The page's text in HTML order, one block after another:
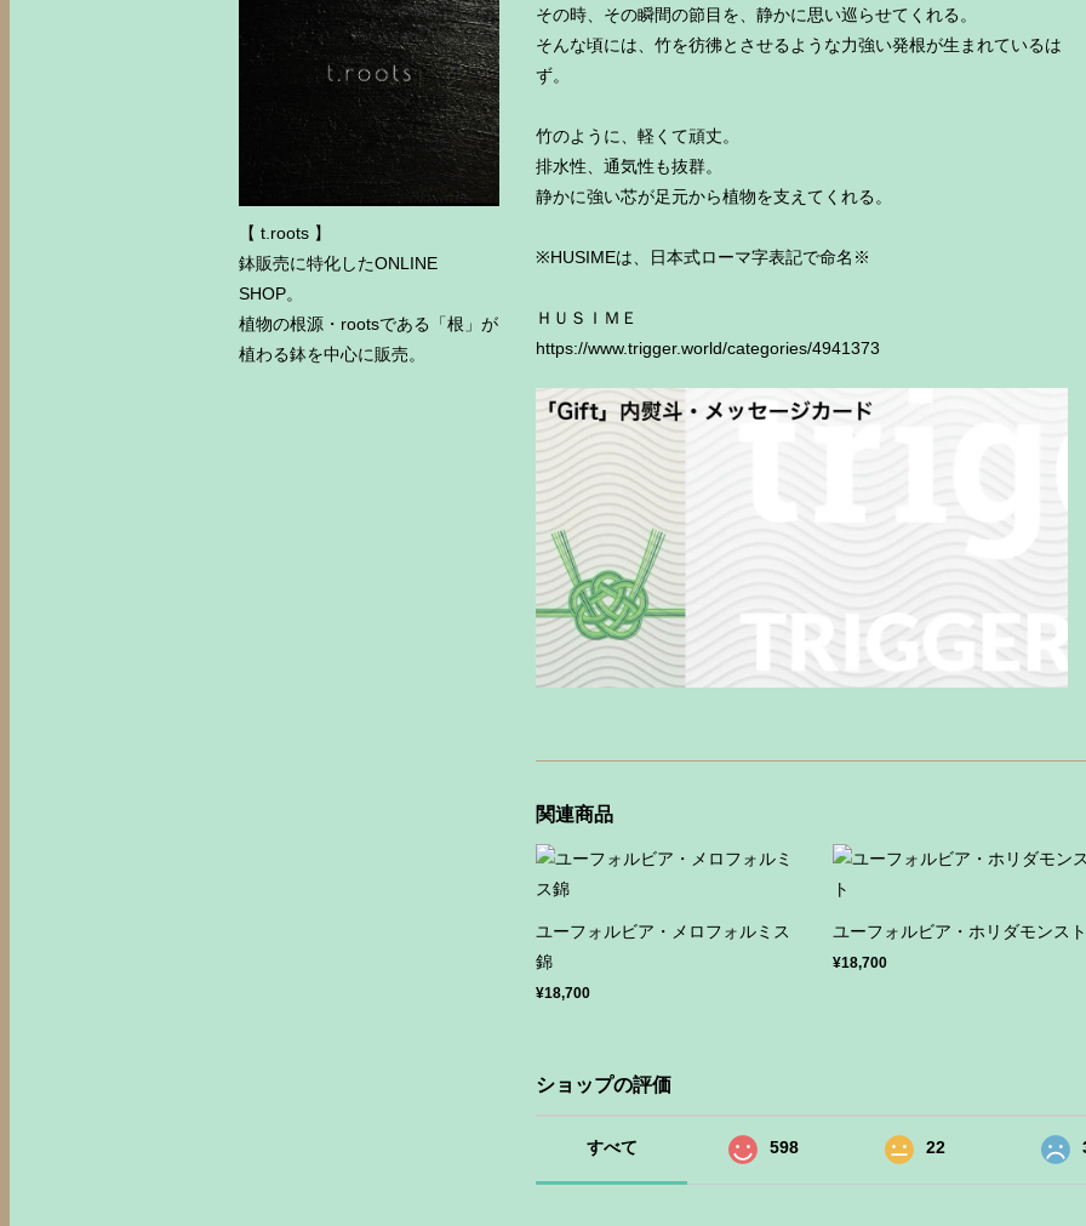
その時、その瞬間の節目を、静かに思い巡らせてくれる。
そんな頃には、竹を彷彿とさせるような力強い発根が生まれているは
ず。
竹のように、軽くて頑丈。
排水性、通気性も抜群。
静かに強い芯が足元から植物を支えてくれる。
※HUSIMEは、日本式ローマ字表記で命名※
ＨＵＳＩＭＥ
https://www.trigger.world/categories/4941373
関連商品
ユーフォルビア・メロフォルミス
錦
¥18,700
ユーフォルビア・ホリダモンスト
¥18,700
ショップの評価
すべて 598 22
【 t.roots 】
鉢販売に特化したONLINE
SHOP。
植物の根源・rootsである「根」が
植わる鉢を中心に販売。